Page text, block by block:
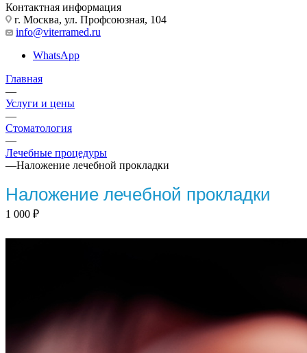
Контактная информация
г. Москва, ул. Профсоюзная, 104
info@viterramed.ru
WhatsApp
Главная
—
Услуги и цены
—
Стоматология
—
Лечебные процедуры
—Наложение лечебной прокладки
Наложение лечебной прокладки
1 000 ₽